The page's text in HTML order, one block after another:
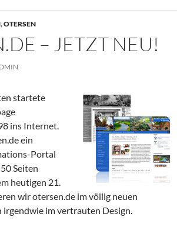
,OTERSEN
– JETZT NEU!
startete
ins Internet.
ein
Portal
Seiten
heutigen 21.
wir otersen.de im völlig neuen
irgendwie im vertrauten Design.